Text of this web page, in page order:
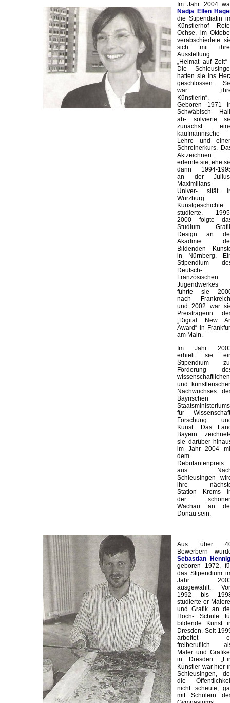
Im Jahr 2004
Nadja Ellen
die Stipendiatin
Künstlerhof
Ochse, im
verabschiedete
sich mit
Ausstellung
„Heimat auf Zeit“
Die
hatten sie ins
geschlossen.
war
Künstlerin“.
Geboren 1971
Schwäbisch
ab- solvierte
zunächst
kaufmännische
Lehre und
Schreinerkurs.
Aktzeichnen
erlernte sie, ehe
dann 1994-
an der
Maximilians-
Univer- sität
Würzburg
Kunstgeschichte
studierte.
2000 folgte
Studium
Design an
Akadmie
Bildenden
in Nürnberg.
Stipendium
Deutsch-
Französischen
Jugendwerkes
führte sie
nach
und 2002 war
Preisträgerin
„Digital New
Award“ in
am Main.
Im Jahr
erhielt sie
Stipendium
Förderung
wissenschaftlichen
und
Nachwuchses
Bayrischen
Staatsministeriums
für
Forschung
Kunst. Das
Bayern
sie darüber
im Jahr 2004
dem
Debütantenpreis
aus.
Schleusingen
ihre
Station Krems
der
Wachau an
Donau sein.
Aus über
Bewerbern
Sebastian Hennig
geboren 1972,
das Stipendium
Jahr
ausgewählt.
1992 bis
studierte er
und Grafik an
Hoch- Schule
bildende Kunst
Dresden. Seit
arbeitet
freiberuflich
Maler und
in Dresden.
Künstler war hier
Schleusingen,
die
nicht scheute,
mit Schülern